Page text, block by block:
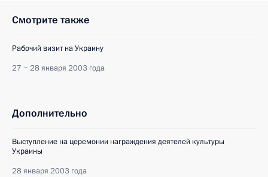
Смотрите также
Рабочий визит на Украину
27 − 28 января 2003 года
Дополнительно
Выступление на церемонии награждения деятелей культуры
Украины
28 января 2003 года